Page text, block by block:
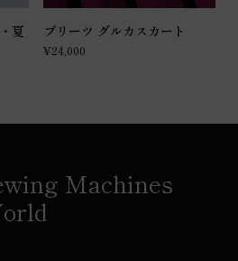
夏 プリーツ グルカスカート
¥24,000
Machines